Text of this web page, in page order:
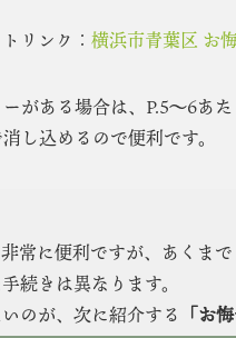
リンク： 横浜市青葉区 お
がある場合は、P.5〜6あ
し込めるので便利です。
常に便利ですが、あくま
続きは異なります。
のが、次に紹介する 「お